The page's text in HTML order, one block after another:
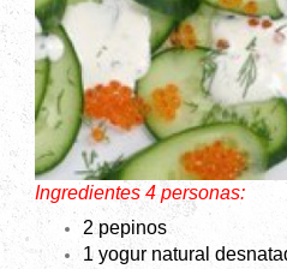
Ingredientes 4 personas:
2 pepinos
1 yogur natural